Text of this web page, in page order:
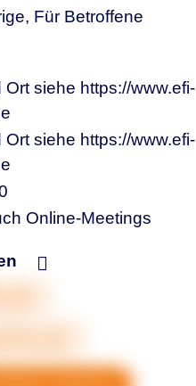
Für Betroffene
Ort siehe https://www.efi-
Ort siehe https://www.efi-
Online-Meetings